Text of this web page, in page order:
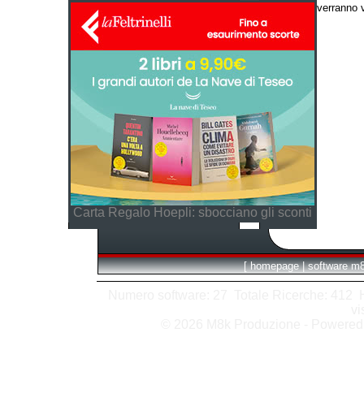
Carta Regalo Hoepli: sbocciano gli sconti
verranno
[ homepage | software